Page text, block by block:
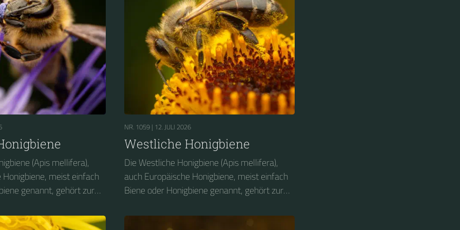
so bereits
anderer
Europäer. Für die
durch die Westliche
Bestäubung...
wurde weltweit verbreitet; so bereits
während der Kolonialisierung anderer
Kontinente durch die Europäer. Für die
Landwirtschaft ist die durch die Westliche
Honigbiene erfolgte Bestäubung...
(Apis mellifera),
meist einfach
genannt, gehört zur
der Gattung der
NR. 1059 | 12. JULI 2026
Westliche Honigbiene
Die Westliche Honigbiene (Apis mellifera),
auch Europäische Honigbiene, meist einfach
Biene oder Honigbiene genannt, gehört zur
derer sie eine Vertreterin der Gattung der